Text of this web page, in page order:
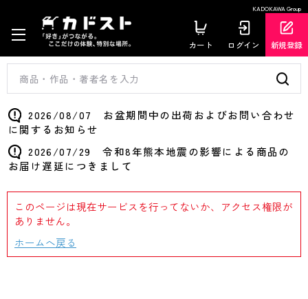
KADOKAWA Group
カート ログイン 新規登録
2026/08/07 お盆期間中の出荷およびお問い合わせ
に関するお知らせ
2026/07/29 令和8年熊本地震の影響による商品の
お届け遅延につきまして
このページは現在サービスを行ってないか、アクセス権限が
ありません。
ホームへ戻る